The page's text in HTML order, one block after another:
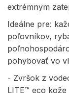
extrémnym
Ideálne pre:
poľovníkov,
pohybovať vo
- Zvršok z
LITE™ eco kože